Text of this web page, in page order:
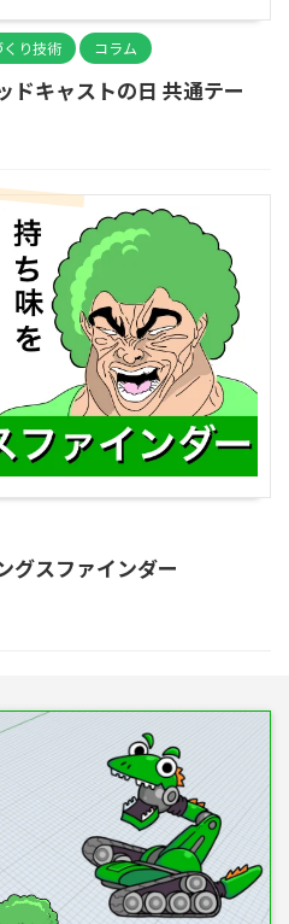
くり技術 コラム
キャストの日 共通テー
グスファインダー